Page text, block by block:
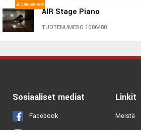
TUOTENUMERO 1087206
McDSP Everything
TUOTENUMERO 1087225
AIR Stage Piano
TUOTENUMERO 1086480
Upgrade
Sosiaaliset mediat
Facebook
Linkit
Meistä